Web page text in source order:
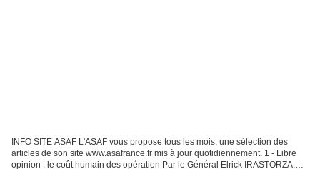
INFO SITE ASAF L'ASAF vous propose tous les mois, une sélection des
articles de son site www.asafrance.fr mis à jour quotidiennement. 1 - Libre
opinion : le coût humain des opération Par le Général Elrick IRASTORZA,